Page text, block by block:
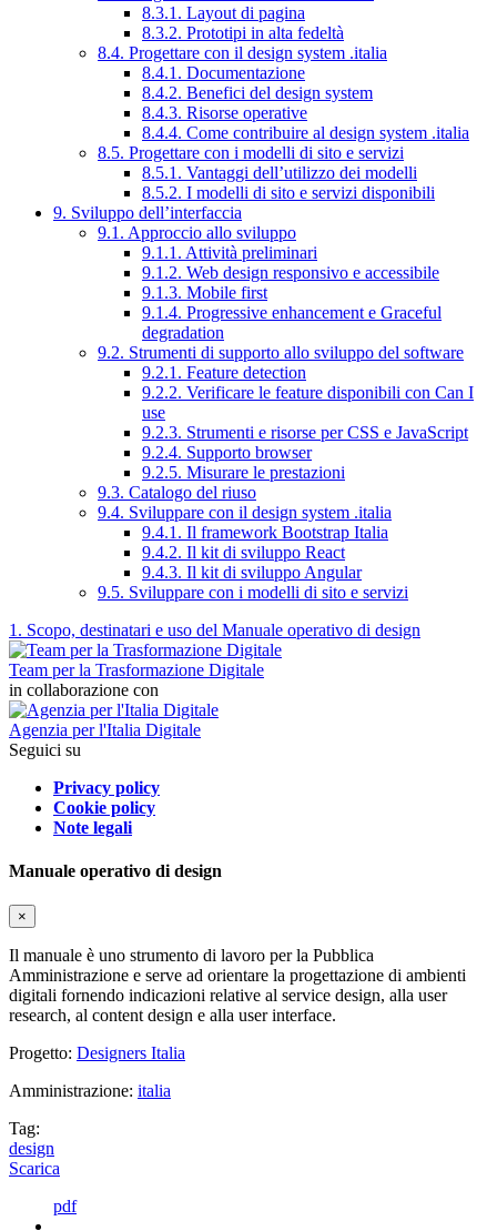
8.3.1. Layout di pagina
8.3.2. Prototipi in alta fedeltà
8.4. Progettare con il design system .italia
8.4.1. Documentazione
8.4.2. Benefici del design system
8.4.3. Risorse operative
8.4.4. Come contribuire al design system .italia
8.5. Progettare con i modelli di sito e servizi
8.5.1. Vantaggi dell’utilizzo dei modelli
8.5.2. I modelli di sito e servizi disponibili
9. Sviluppo dell’interfaccia
9.1. Approccio allo sviluppo
9.1.1. Attività preliminari
9.1.2. Web design responsivo e accessibile
9.1.3. Mobile first
9.1.4. Progressive enhancement e Graceful
degradation
9.2. Strumenti di supporto allo sviluppo del software
9.2.1. Feature detection
9.2.2. Verificare le feature disponibili con Can I
use
9.2.3. Strumenti e risorse per CSS e JavaScript
9.2.4. Supporto browser
9.2.5. Misurare le prestazioni
9.3. Catalogo del riuso
9.4. Sviluppare con il design system .italia
9.4.1. Il framework Bootstrap Italia
9.4.2. Il kit di sviluppo React
9.4.3. Il kit di sviluppo Angular
9.5. Sviluppare con i modelli di sito e servizi
1. Scopo, destinatari e uso del Manuale operativo di design
Team per la Trasformazione Digitale
in collaborazione con
Agenzia per l'Italia Digitale
Seguici su
Privacy policy
Cookie policy
Note legali
Manuale operativo di design
×
Il manuale è uno strumento di lavoro per la Pubblica
Amministrazione e serve ad orientare la progettazione di ambienti
digitali fornendo indicazioni relative al service design, alla user
research, al content design e alla user interface.
Progetto: Designers Italia
Amministrazione: italia
Tag:
design
Scarica
pdf